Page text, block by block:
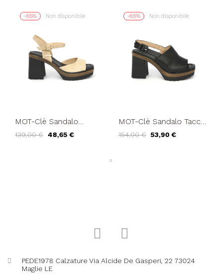
-65% Non disponibile
MOT-Clè Sandalo
Camoscio Beige
139,00 € 48,65 €
-65% Non disponibile
MOT-Clè Sandalo Tacco
Cinturino Nappa Nero
154,00 € 53,90 €
PEDE1978 Calzature Via Alcide De Gasperi, 22 73024
Maglie LE